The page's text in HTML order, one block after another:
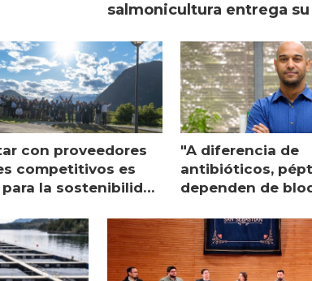
salmonicultura entrega
con proveedores
competitivos es
la sostenibilidad
"A diferencia de
antibióticos,
dependen de